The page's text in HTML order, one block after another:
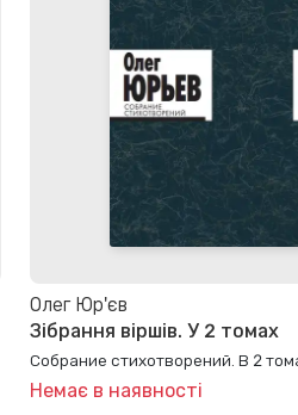
Олег Юр'єв
Зібрання віршів. У 2 томах
Собрание стихотворений. В 2
Немає в наявності